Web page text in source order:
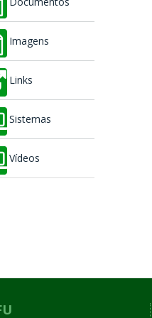
Documentos
Imagens
Links
Sistemas
Vídeos